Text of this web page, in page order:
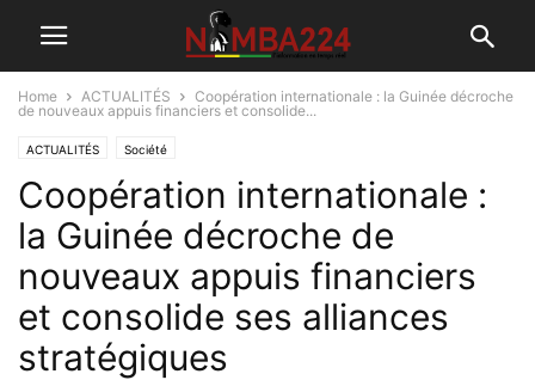
Home ACTUALITÉS
Coopération internationale : la Guinée décroche
de nouveaux appuis financiers et consolide...
ACTUALITÉS Société
Coopération internationale :
la Guinée décroche de
nouveaux appuis financiers
et consolide ses alliances
stratégiques